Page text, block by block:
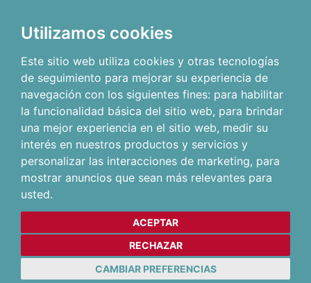
Utilizamos cookies
Este sitio web utiliza cookies y otras tecnologías
de seguimiento para mejorar su experiencia de
navegación con los siguientes fines: para habilitar
la funcionalidad básica del sitio web, para brindar
una mejor experiencia en el sitio web, medir su
interés en nuestros productos y servicios y
personalizar las interacciones de marketing, para
mostrar anuncios que sean más relevantes para
usted.
ACEPTAR
RECHAZAR
CAMBIAR PREFERENCIAS